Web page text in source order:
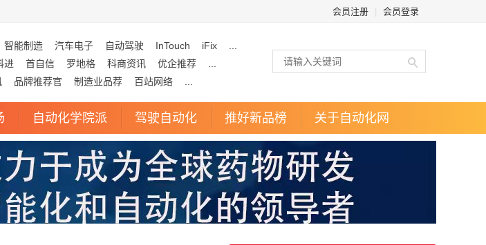
会员注册 会员登录
智能制造 汽车电子 自动驾驶 InTouch iFix
进 首自信 罗地格 科商资讯 优企推荐
品牌推荐官 制造业品荐 百站网络
自动化学院派 驾驶自动化 推好新品榜 关于自动化网